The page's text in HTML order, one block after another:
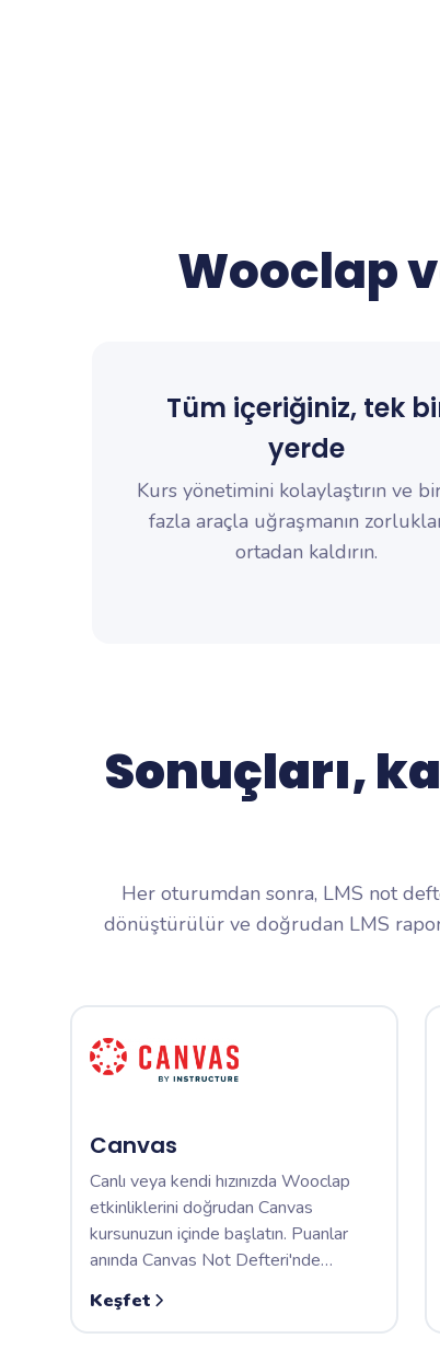
Wooclap
Tüm içeriğiniz, tek
yerde
Kurs yönetimini kolaylaştırın ve
fazla araçla uğraşmanın
ortadan kaldırın.
Sonuçları,
Her oturumdan sonra, LMS not
dönüştürülür ve doğrudan LMS
Canvas
Canlı veya kendi hızınızda Wooclap
etkinliklerini doğrudan Canvas
kursunuzun içinde başlatın. Puanlar
anında Canvas Not Defteri'nde
erişimi sağlanır.
Keşfet